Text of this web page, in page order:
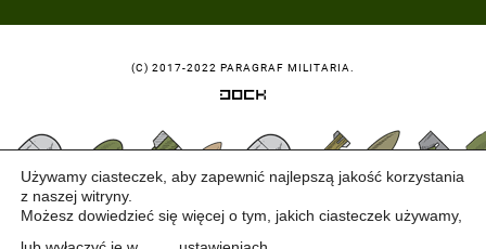
(C) 2017-2022 PARAGRAF MILITARIA.
Używamy ciasteczek, aby zapewnić najlepszą jakość korzystania
z naszej witryny.
Możesz dowiedzieć się więcej o tym, jakich ciasteczek używamy,